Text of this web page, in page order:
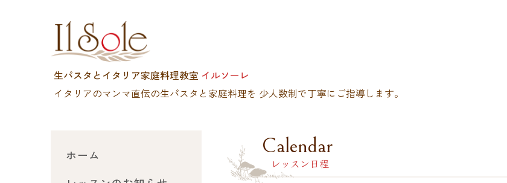
生パスタとイタリア家庭料理教室 イルソーレ
イタリアのマンマ直伝の生パスタと家庭料理を 少人数制で丁寧にご指導します。
ホーム
Calendar
レッスン日程